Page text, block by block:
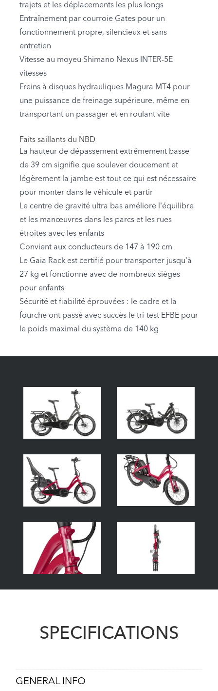
trajets et les déplacements les plus longs
Entraînement par courroie Gates pour un
fonctionnement propre, silencieux et sans
entretien
Vitesse au moyeu Shimano Nexus INTER-5E
vitesses
Freins à disques hydrauliques Magura MT4 pour
une puissance de freinage supérieure, même en
transportant un passager et en roulant vite
Faits saillants du NBD
La hauteur de dépassement extrêmement basse
de 39 cm signifie que soulever doucement et
légèrement la jambe est tout ce qui est nécessaire
pour monter dans le véhicule et partir
Le centre de gravité ultra bas améliore l'équilibre
et les manœuvres dans les parcs et les rues
étroites avec les enfants
Convient aux conducteurs de 147 à 190 cm
Le Gaia Rack est certifié pour transporter jusqu'à
27 kg et fonctionne avec de nombreux sièges
pour enfants
Sécurité et fiabilité éprouvées : le cadre et la
fourche ont passé avec succès le tri-test EFBE pour
le poids maximal du système de 140 kg
SPECIFICATIONS
GENERAL INFO